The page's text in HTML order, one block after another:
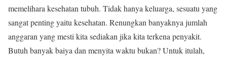
memelihara kesehatan tubuh. Tidak hanya keluarga, sesuatu yang
sangat penting yaitu kesehatan. Renungkan banyaknya jumlah
anggaran yang mesti kita sediakan jika kita terkena penyakit.
Butuh banyak baiya dan menyita waktu bukan? Untuk itulah,